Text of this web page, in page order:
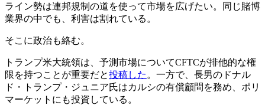
ライン勢は連邦規制の道を使って市場を広げたい。同じ賭博
業界の中でも、利害は割れている。
そこに政治も絡む。
トランプ米大統領は、予測市場についてCFTCが排他的な権
限を持つことが重要だと投稿した 。一方で、長男のドナル
ド・トランプ・ジュニア氏はカルシの有償顧問を務め、ポリ
マーケットにも投資している。